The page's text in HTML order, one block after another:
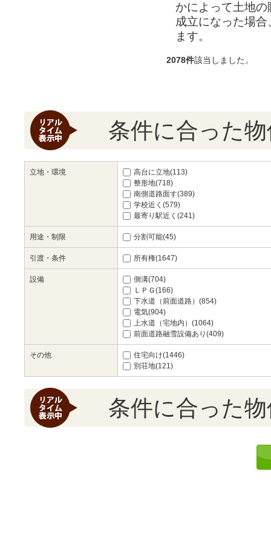
かによって土地
成立になった場
ます。
2078件該当しました。
条件に合った
立地・環境
高台に立地(113)
整形地(718)
南側道路面す(389)
学校近く(579)
最寄り駅近く(241)
用途・制限 分割可能(45)
引渡・条件 所有権(1647)
設備
側溝(704)
ＬＰＧ(166)
下水道（前面道路）(854)
電気(904)
上水道（宅地内）(1064)
前面道路融雪設備あり(409)
その他
住宅向け(1446)
別荘地(121)
条件に合った